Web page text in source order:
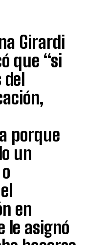
Girardi
que “si
porque
un
en
le asignó